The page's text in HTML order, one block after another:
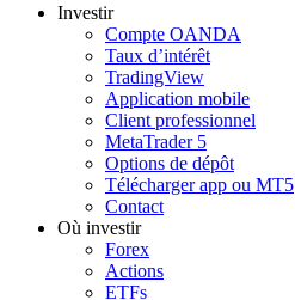
Investir
Compte OANDA
Taux d’intérêt
TradingView
Application mobile
Client professionnel
MetaTrader 5
Options de dépôt
Télécharger app ou MT5
Contact
Où investir
Forex
Actions
ETFs